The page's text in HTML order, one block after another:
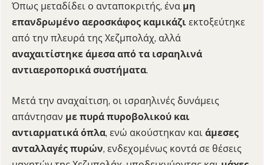
Όπως μεταδίδει ο ανταποκριτής, ένα μη
επανδρωμένο αεροσκάφος καμικάζι εκτοξεύτηκε
από την πλευρά της Χεζμπολάχ, αλλά
αναχαιτίστηκε άμεσα από τα ισραηλινά
αντιαεροπορικά συστήματα.
Μετά την αναχαίτιση, οι ισραηλινές δυνάμεις
απάντησαν με πυρά πυροβολικού και
αντιαρματικά όπλα, ενώ ακούστηκαν και άμεσες
ανταλλαγές πυρών, ενδεχομένως κοντά σε θέσεις